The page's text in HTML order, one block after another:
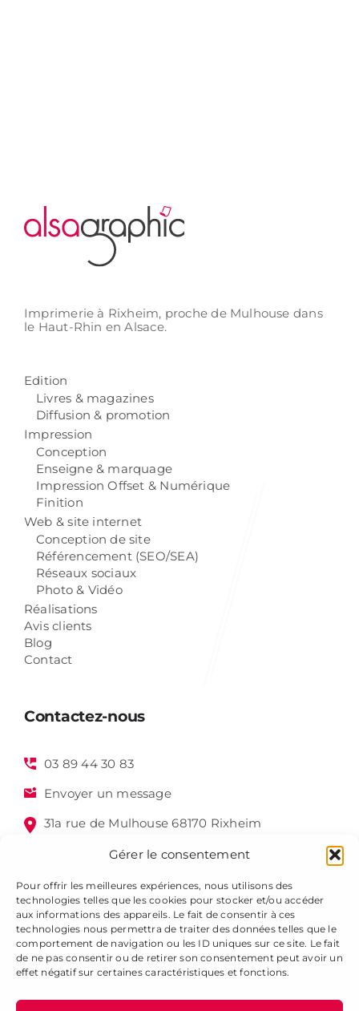
Gérer le consentement
Pour offrir les meilleures expériences, nous utilisons des
technologies telles que les cookies pour stocker et/ou accéder
aux informations des appareils. Le fait de consentir à ces
technologies nous permettra de traiter des données telles que le
comportement de navigation ou les ID uniques sur ce site. Le fait
de ne pas consentir ou de retirer son consentement peut avoir un
effet négatif sur certaines caractéristiques et fonctions.
Imprimerie à Rixheim, proche de Mulhouse dans
le Haut-Rhin en Alsace.
Edition
Livres & magazines
Diffusion & promotion
Impression
Conception
Enseigne & marquage
Impression Offset & Numérique
Finition
Web & site internet
Conception de site
Référencement (SEO/SEA)
Réseaux sociaux
Photo & Vidéo
Réalisations
Avis clients
Blog
Contact
Contactez-nous
03 89 44 30 83
Envoyer un message
31a rue de Mulhouse 68170 Rixheim
Alsagraphic 2025 - Tous droits réservés -Mentions légales